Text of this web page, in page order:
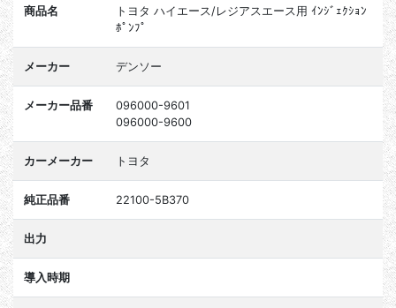
商品名
トヨタ ハイエース/レジアスエース用 ｲﾝｼﾞｪｸｼｮﾝ
ﾎﾟﾝﾌﾟ
メーカー デンソー
メーカー品番
096000-9601
096000-9600
カーメーカー トヨタ
純正品番 22100-5B370
出力
導入時期